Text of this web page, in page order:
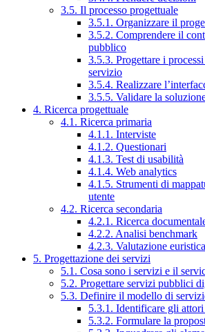
3.5. Il processo progettuale
3.5.1. Organizzare il
3.5.2. Comprendere il
pubblico
3.5.3. Progettare i
servizio
3.5.4. Realizzare
3.5.5. Validare la
4. Ricerca progettuale
4.1. Ricerca primaria
4.1.1. Interviste
4.1.2. Questionari
4.1.3. Test di usabilità
4.1.4. Web analytics
4.1.5. Strumenti di
utente
4.2. Ricerca secondaria
4.2.1. Ricerca
4.2.2. Analisi benchmark
4.2.3. Valutazione euristica
5. Progettazione dei servizi
5.1. Cosa sono i servizi e il
5.2. Progettare servizi pubblici
5.3. Definire il modello di
5.3.1. Identificare gli
5.3.2. Formulare la